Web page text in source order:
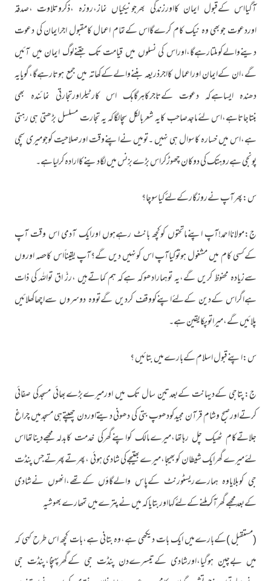
آگیااس کےقبول ایمان کااورزندگی بھرجونیکیاں نماز،روزہ ،ذکروتلاوت ،صدقہ
اوردعوت جوبھی وہ نیک کام کرےگااس کےتمام اعمال کامقبول اجرایمان کی دعوت
دینےوالےکوملتارہےگا،اوراس کی نسلوں میں قیامت تک جتنےلوگ ایمان میں آئیں
گے،ان کےایمان اوراعمال کااجرذریعہ بننےوالےکےکھاتہ میں جمع ہوتارہےگا،گویایہ
دھندہ ایساہےکہ دعوت کےتاجرکاہرگاہک اس کارٹیلراورتجارتی نمائندہ بھی
بنتاجاتاہے،اس لئےماجدصاحب کایہ شعربالکل سچالگاکہ یہ تجارت مسلسل بڑھتی ہی رہتی
ہے،اس میں خسارہ کاسوال ہی نہیں ۔تومیں نےاپنےوقت اورصلاحیت کوجومیری سچی
پونجی ہےروہتک کی دوکان چھوڑکراس بڑےبزنس میں لگادینےکاارادہ کرلیاہے۔
س:پھرآپ نےروزگارکےلئےکیاسوچا؟
ج:مولانااحمد!آپ اپنےماتحتوں کوکچھ بانٹ رہےہوں اورایک آدمی اس وقت آپ
کےکسی کام میں مشغول ہوتوکیاآپ اس کونہیں دیں گے؟آپ یقیناًاس کاحصہ اوروں
سےزیادہ محفوظ کریں گے،یہ توہمارادھوکہ ہےکہ ہم کماتےہیں ،رزّ اق تواللہ کی ذات
ہےاگراس کےدین کےلئےاپنےکووقف کردیں گےتووہ دوسروں سےاچھاکھلائیں
پلائیں گے،میراتوپکایقین ہے۔
س:اپنےقبول اسلام کےبارےمیں بتائیں ؟
ج:پتاجی کےدیہانت کےبعدتین سال تک میں اورمیرےبڑےبھائی مسجدکی صفائی
کرتےاورصبح وشام قرآن مجیدکودھوپ بتی کی دھونی دیتےاوردن چھپتےہی مسجدمیں چراغ
جلاتےکام ٹھیک چل رہاتھا،میرےمالک کواپنےگھرکی خدمت کابدلہ مجھےدیناتھااس
لئےمیرےگھرایک شیطان کوبھیجا،میرےبھتیجےکی شادی ہوئی ،پھرتےپھرتےجس پنڈت
جی کوبلایاوہ ہمارےریسٹورنٹ کےپاس والےگاؤں کےتھے،انھوں نےشادی
کےبعدمجھےگھرآکرملنےکےلئےکہااوربتایاکہ میں نےپترےمیں تمھارےبھوشیہ
(مستقبل )کےبارےمیں ایک بات دیکھی ہے،وہ بتانی ہے،بات کچھ اس طرح کہی کہ
میں بےچین ہوگیا،اورشادی کےتیسرےدن پنڈت جی کےگھرپہنچا،پنڈت جی